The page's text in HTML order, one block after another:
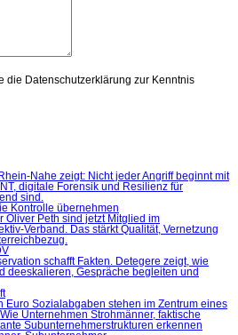
die Datenschutzerklärung zur Kenntnis
Kontrolle übernehmen